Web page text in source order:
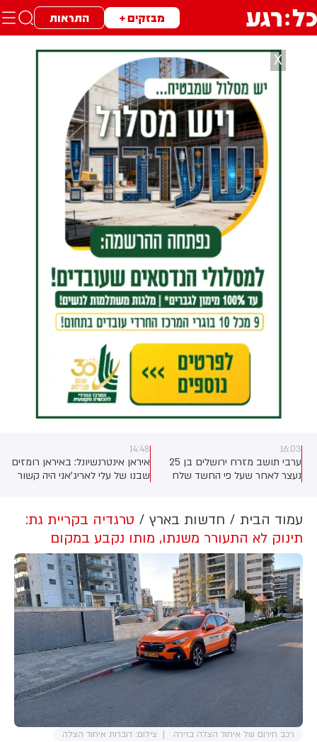
מבזקים + התראות
X
16:03
ערבי תושב מזרח ירושלים בן 25
נעצר לאחר שעל פי החשד שלח
האיומים הועלתה רמת האיום על
חבר הכנסת ותוגברה האבטחה
סביבו
14:48
איראן אינטרנשיונל: באיראן רומזים
שבנו של עלי לאריג'אני היה קשור
הלאומי של הפרלמנט, אמר כי מידע
שנמסר לו "מצביע על כך" ששיחת
טלפון שבה היה מעורב בנו של
לריג'אני, מורטזא, זוהתה בליל
התקיפה - ובכך נחשף מיקומו של
אביו. סוכנות הידיעות האיראנית
מיזאן טוענת כי החקירה המשפטית
לא תומכת בגרסה הזו
עמוד הבית חדשות בארץ
טרגדיה בקריית גת:
תינוק לא התעורר משנתו, מותו נקבע במקום
רכב חירום של איחוד הצלה בזירה צילום: דוברות איחוד הצלה